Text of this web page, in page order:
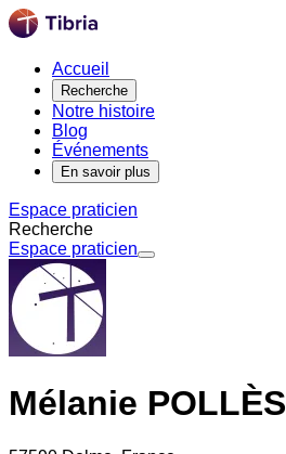
Accueil
Recherche
Notre histoire
Blog
Événements
En savoir plus
Espace praticien
Recherche
Espace praticien
Mélanie POLLÈS